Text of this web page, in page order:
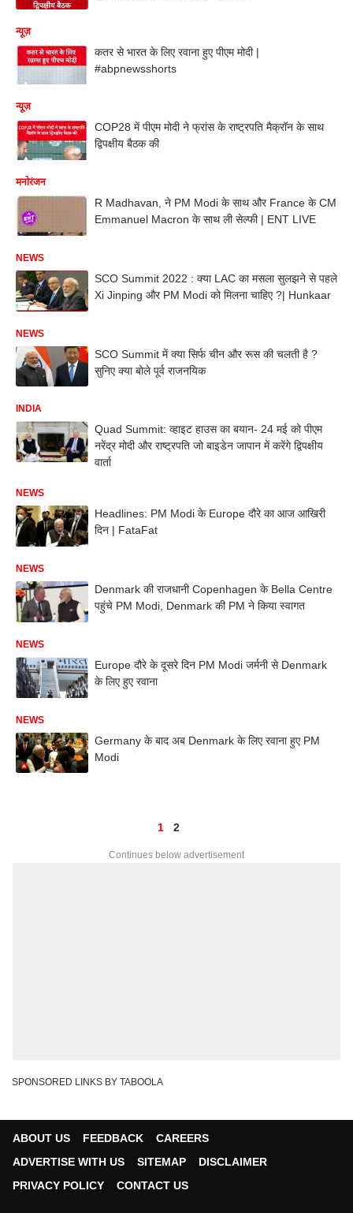
न्यूज़
कतर से भारत के लिए रवाना हुए पीएम मोदी |
#abpnewsshorts
न्यूज़
COP28 में पीएम मोदी ने फ्रांस के राष्ट्रपति मैक्रॉन के साथ
द्विपक्षीय बैठक की
मनोरंजन
R Madhavan, ने PM Modi के साथ और France के CM
Emmanuel Macron के साथ ली सेल्फी | ENT LIVE
NEWS
SCO Summit 2022 : क्या LAC का मसला सुलझने से पहले
Xi Jinping और PM Modi को मिलना चाहिए ?| Hunkaar
NEWS
SCO Summit में क्या सिर्फ चीन और रूस की चलती है ?
सुनिए क्या बोले पूर्व राजनयिक
INDIA
Quad Summit: व्हाइट हाउस का बयान- 24 मई को पीएम
नरेंद्र मोदी और राष्ट्रपति जो बाइडेन जापान में करेंगे द्विपक्षीय
वार्ता
NEWS
Headlines: PM Modi के Europe दौरे का आज आखिरी
दिन | FataFat
NEWS
Denmark की राजधानी Copenhagen के Bella Centre
पहुंचे PM Modi, Denmark की PM ने किया स्वागत
NEWS
Europe दौरे के दूसरे दिन PM Modi जर्मनी से Denmark
के लिए हुए रवाना
NEWS
Germany के बाद अब Denmark के लिए रवाना हुए PM
Modi
1 2
Continues below advertisement
SPONSORED LINKS BY TABOOLA
ABOUT US FEEDBACK
CAREERS
ADVERTISE WITH US
SITEMAP
DISCLAIMER
PRIVACY POLICY
CONTACT US